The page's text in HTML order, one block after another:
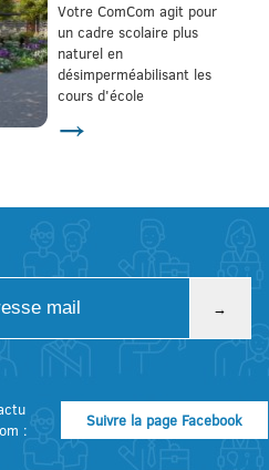
Votre ComCom agit pour
un cadre scolaire plus
naturel en
désimperméabilisant les
cours d'école
→
:
Suivre la page Facebook